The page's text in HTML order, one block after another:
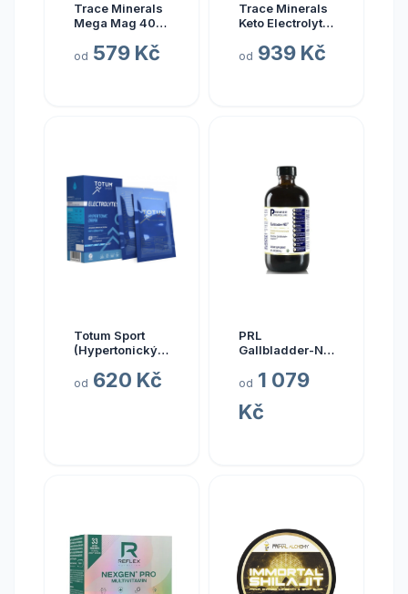
Trace Minerals
Mega Mag 400
elektrolyty, 118
od 579 Kč
Trace Minerals
Keto Electrolyte
elektrolyty v
od 939 Kč
Totum Sport
(Hypertonický
vody), 10 x 20
od 620 Kč
PRL
Gallbladder-ND,
237 ml
od 1 079
Kč